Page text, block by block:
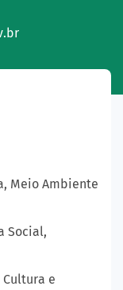
Meio Ambiente
Social,
e